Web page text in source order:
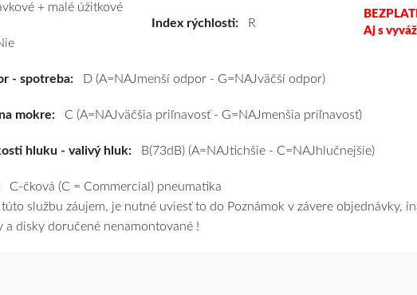
185/75
kúpite
cenu
k
tomu
vám
+ malé úžitkové
Index rýchlosti:R
Aj s
- spotreba: D (A=NAJmenší odpor - G=NAJväčší odpor)
mokre: C (A=NAJväčšia priľnavosť - G=NAJmenšia priľnavosť)
hluku - valivý hluk: B(73dB) (A=NAJtichšie - C=NAJhlučnejšie)
C-čková (C = Commercial) pneumatika
službu záujem, je nutné uviesť to do Poznámok v závere objednávky,
a disky doručené nenamontované !